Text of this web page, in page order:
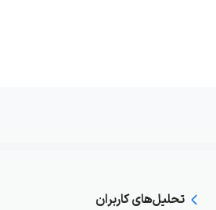
تحلیل‌های کاربران